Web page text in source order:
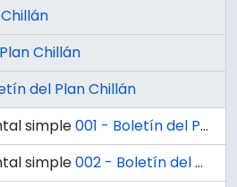
Chillán
del Plan Chillán
simple001 - Boletín del Plan Chillán, Año I No.1 Enero - Febrero 1955.
simple002 - Boletín del Plan Chillán, Año I No.2 Marzo - Abril 1955.